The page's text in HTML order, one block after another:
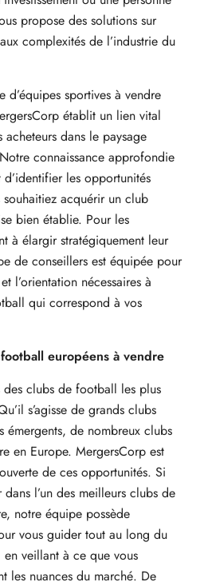
propose des solutions sur
complexités de l’industrie du
d’équipes sportives à vendre
établit un lien vital
acheteurs dans le paysage
connaissance approfondie
les opportunités
souhaitiez acquérir un club
bien établie. Pour les
à élargir stratégiquement leur
de conseillers est équipée pour
l’orientation nécessaires à
qui correspond à vos
européens à vendre
des clubs de football les plus
s’agisse de grands clubs
émergents, de nombreux clubs
en Europe. MergersCorp est
de ces opportunités. Si
l’un des meilleurs clubs de
notre équipe possède
vous guider tout au long du
en veillant à ce que vous
les nuances du marché. De